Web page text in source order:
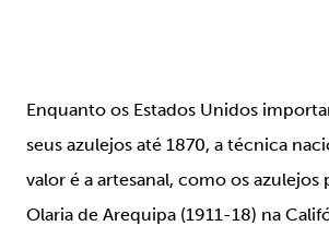
Enquanto os Estados Unidos
seus azulejos até 1870, a técnica
valor é a artesanal, como os azulejos
Olaria de Arequipa (1911-18) na